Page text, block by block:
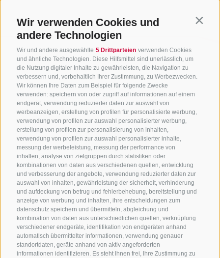
Wir verwenden Cookies und
andere Technologien
Wir und andere ausgewählte 5 Drittparteien verwenden Cookies
und ähnliche Technologien. Diese Hilfsmittel sind unerlässlich, um
die Nutzung digitaler Inhalte zu gewährleisten, die Navigation zu
verbessern und, vorbehaltlich Ihrer Zustimmung, zu Werbezwecken.
Wir können Ihre Daten zum Beispiel für folgende Zwecke
verwenden: speichern von oder zugriff auf informationen auf einem
endgerät, verwendung reduzierter daten zur auswahl von
werbeanzeigen, erstellung von profilen für personalisierte werbung,
verwendung von profilen zur auswahl personalisierter werbung,
erstellung von profilen zur personalisierung von inhalten,
verwendung von profilen zur auswahl personalisierter inhalte,
messung der werbeleistung, messung der performance von
inhalten, analyse von zielgruppen durch statistiken oder
kombinationen von daten aus verschiedenen quellen, entwicklung
und verbesserung der angebote, verwendung reduzierter daten zur
auswahl von inhalten, gewährleistung der sicherheit, verhinderung
und aufdeckung von betrug und fehlerbehebung, bereitstellung und
anzeige von werbung und inhalten, ihre entscheidungen zum
datenschutz speichern und übermitteln, abgleichung und
kombination von daten aus unterschiedlichen quellen, verknüpfung
verschiedener endgeräte, identifikation von endgeräten anhand
automatisch übermittelter informationen, verwendung genauer
standortdaten, geräte anhand von aktiv angeforderten
informationen identifizieren. Es steht Ihnen frei, Ihre Zustimmung zu
KONTAKTIERE UNS
+39 0472 765 325
info@sterzing.com
NEWSLETTER